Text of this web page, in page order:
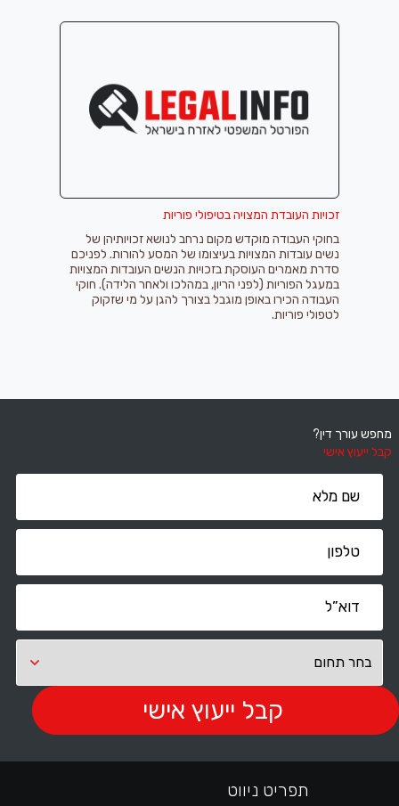
זכויות העובדת המצויה בטיפולי פוריות
בחוקי העבודה מוקדש מקום נרחב לנושא זכויותיהן של
נשים עובדות המצויות בעיצומו של המסע להורות. לפניכם
סדרת מאמרים העוסקת בזכויות הנשים העובדות המצויות
במעגל הפוריות (לפני הריון, במהלכו ולאחר הלידה). חוקי
העבודה הכירו באופן מוגבל בצורך להגן על מי שזקוק
לטפולי פוריות.
מחפש עורך דין?
קבל ייעוץ אישי
תפריט ניווט